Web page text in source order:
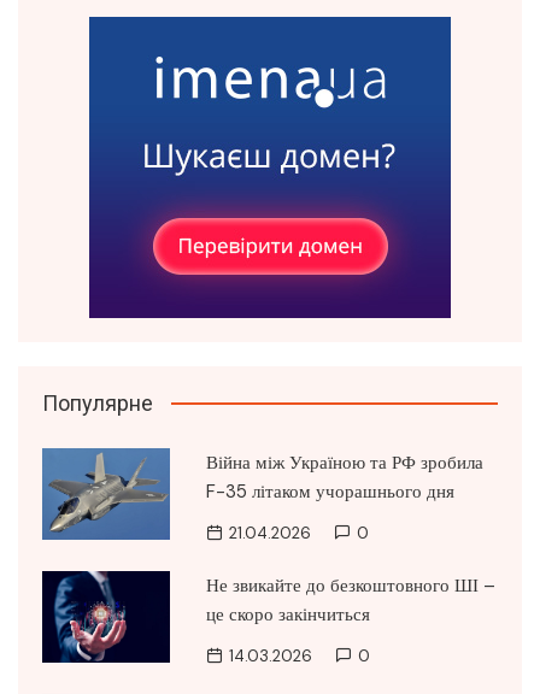
Популярне
Війна між Україною та РФ зробила
F-35 літаком учорашнього дня
21.04.2026 0
Не звикайте до безкоштовного ШІ –
це скоро закінчиться
14.03.2026 0